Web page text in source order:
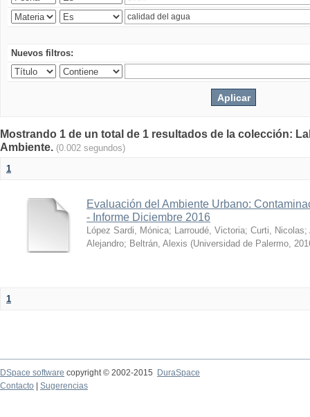
Nuevos filtros:
Mostrando 1 de un total de 1 resultados de la colección:
Ambiente. (0.002 segundos)
1
Evaluación del Ambiente Urbano:
- Informe Diciembre 2016
López Sardi, Mónica; Larroudé, Victoria; Curti, Nicolas;
Alejandro; Beltrán, Alexis (Universidad de Palermo,
1
DSpace software copyright © 2002-2015
DuraSpace
Contacto
Sugerencias